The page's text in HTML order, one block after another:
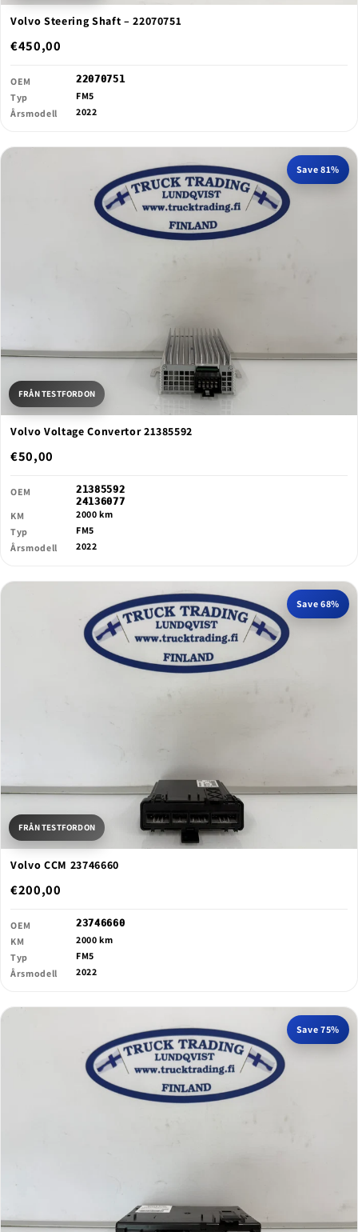
Volvo Steering Shaft – 22070751
€450,00
OEM 22070751
Typ
FM5
Årsmodell
2022
Save 81%
FRÅN TESTFORDON
Volvo Voltage Convertor 21385592
€50,00
OEM
21385592
24136077
KM
2000 km
Typ
FM5
Årsmodell
2022
Save 68%
FRÅN TESTFORDON
Volvo CCM 23746660
€200,00
OEM 23746660
KM
2000 km
Typ
FM5
Årsmodell
2022
Save 75%